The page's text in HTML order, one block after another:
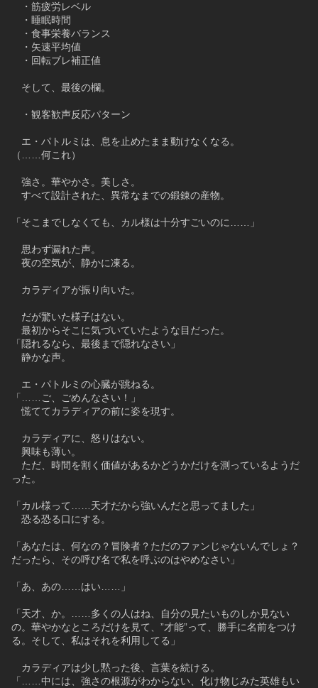
・筋疲労レベル
・睡眠時間
・食事栄養バランス
・矢速平均値
・回転ブレ補正値
そして、最後の欄。
・観客歓声反応パターン
エ・パトルミは、息を止めたまま動けなくなる。
（……何これ）
強さ。華やかさ。美しさ。
すべて設計された、異常なまでの鍛錬の産物。
「そこまでしなくても、カル様は十分すごいのに……」
思わず漏れた声。
夜の空気が、静かに凍る。
カラディアが振り向いた。
だが驚いた様子はない。
最初からそこに気づいていたような目だった。
「隠れるなら、最後まで隠れなさい」
静かな声。
エ・パトルミの心臓が跳ねる。
「……ご、ごめんなさい！」
慌ててカラディアの前に姿を現す。
カラディアに、怒りはない。
興味も薄い。
ただ、時間を割く価値があるかどうかだけを測っているようだ
った。
「カル様って……天才だから強いんだと思ってました」
恐る恐る口にする。
「あなたは、何なの？冒険者？ただのファンじゃないんでしょ？
だったら、その呼び名で私を呼ぶのはやめなさい」
「あ、あの……はい……」
「天才、か。……多くの人はね、自分の見たいものしか見ない
の。華やかなところだけを見て、”才能”って、勝手に名前をつけ
る。そして、私はそれを利用してる」
カラディアは少し黙った後、言葉を続ける。
「……中には、強さの根源がわからない、化け物じみた英雄もい